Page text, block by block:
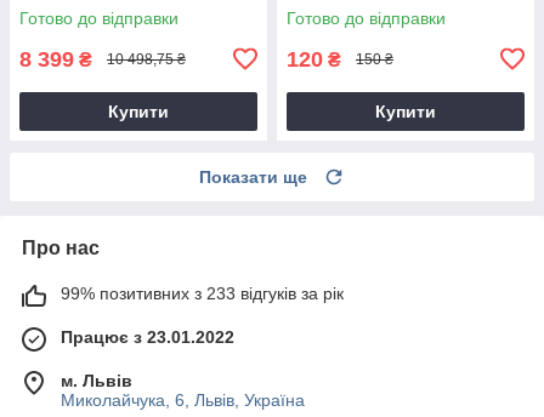
Готово до відправки
8 399 ₴ 10 498,75 ₴
Купити
Готово до відправки
120 ₴ 150 ₴
Купити
Показати ще
Про нас
99% позитивних з 233 відгуків за рік
Працює з 23.01.2022
м. Львів
Миколайчука, 6, Львів, Україна